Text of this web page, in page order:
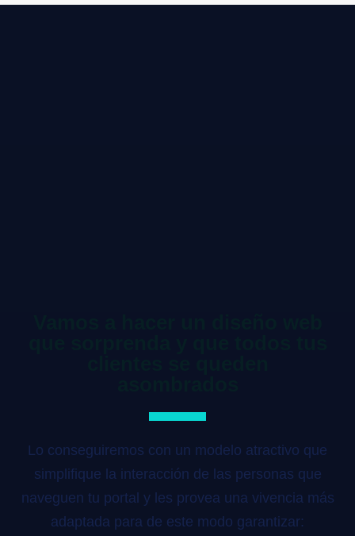
Lo conseguiremos con un modelo atractivo que
simplifique la interacción de las personas que
naveguen tu portal y les provea una vivencia más
adaptada para de este modo garantizar: